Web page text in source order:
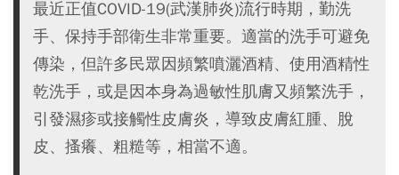
最近正值COVID-19(武漢肺炎)流行時期，勤洗
手、保持手部衛生非常重要。適當的洗手可避免
傳染，但許多民眾因頻繁噴灑酒精、使用酒精性
乾洗手，或是因本身為過敏性肌膚又頻繁洗手，
引發濕疹或接觸性皮膚炎，導致皮膚紅腫、脫
皮、搔癢、粗糙等，相當不適。